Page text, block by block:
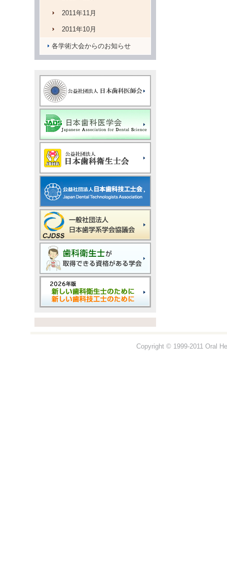
2011年11月
2011年10月
各学術大会からのお知らせ
Copyright © 1999-2011 Oral